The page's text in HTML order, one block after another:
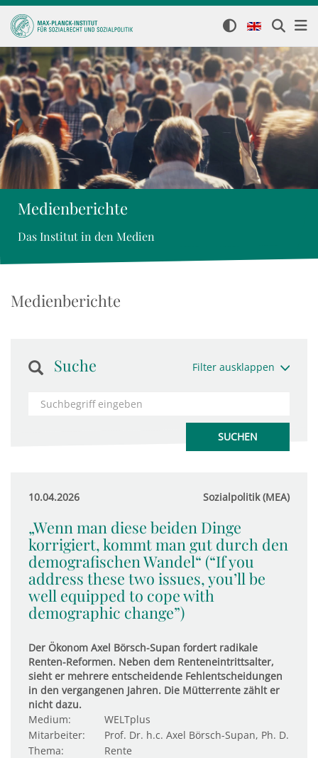
Medienberichte
Das Institut in den Medien
Medienberichte
Suche Filter ausklappen
10.04.2026 Sozialpolitik (MEA)
„Wenn man diese beiden Dinge
korrigiert, kommt man gut durch den
demografischen Wandel“ (“If you
address these two issues, you’ll be
well equipped to cope with
demographic change”)
Der Ökonom Axel Börsch-Supan fordert radikale
Renten-Reformen. Neben dem Renteneintrittsalter,
sieht er mehrere entscheidende Fehlentscheidungen
in den vergangenen Jahren. Die Mütterrente zählt er
nicht dazu.
Medium:
WELTplus
Mitarbeiter:
Prof. Dr. h.c. Axel Börsch-Supan, Ph. D.
Thema:
Rente